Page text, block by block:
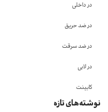
در داخلی
در ضد حریق
در ضد سرقت
در لابی
کابینت
نوشته‌های تازه